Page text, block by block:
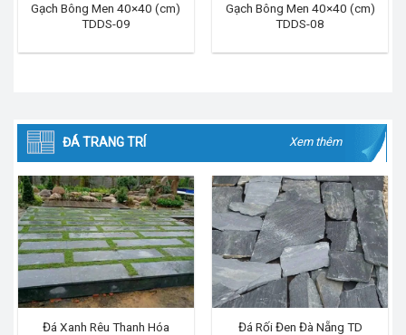
Gạch Bông Men 40×40 (cm)
TDDS-09
Gạch Bông Men 40×40 (cm)
TDDS-08
ĐÁ TRANG TRÍ Xem thêm
Đá Xanh Rêu Thanh Hóa Đá Rối Đen Đà Nẵng TD